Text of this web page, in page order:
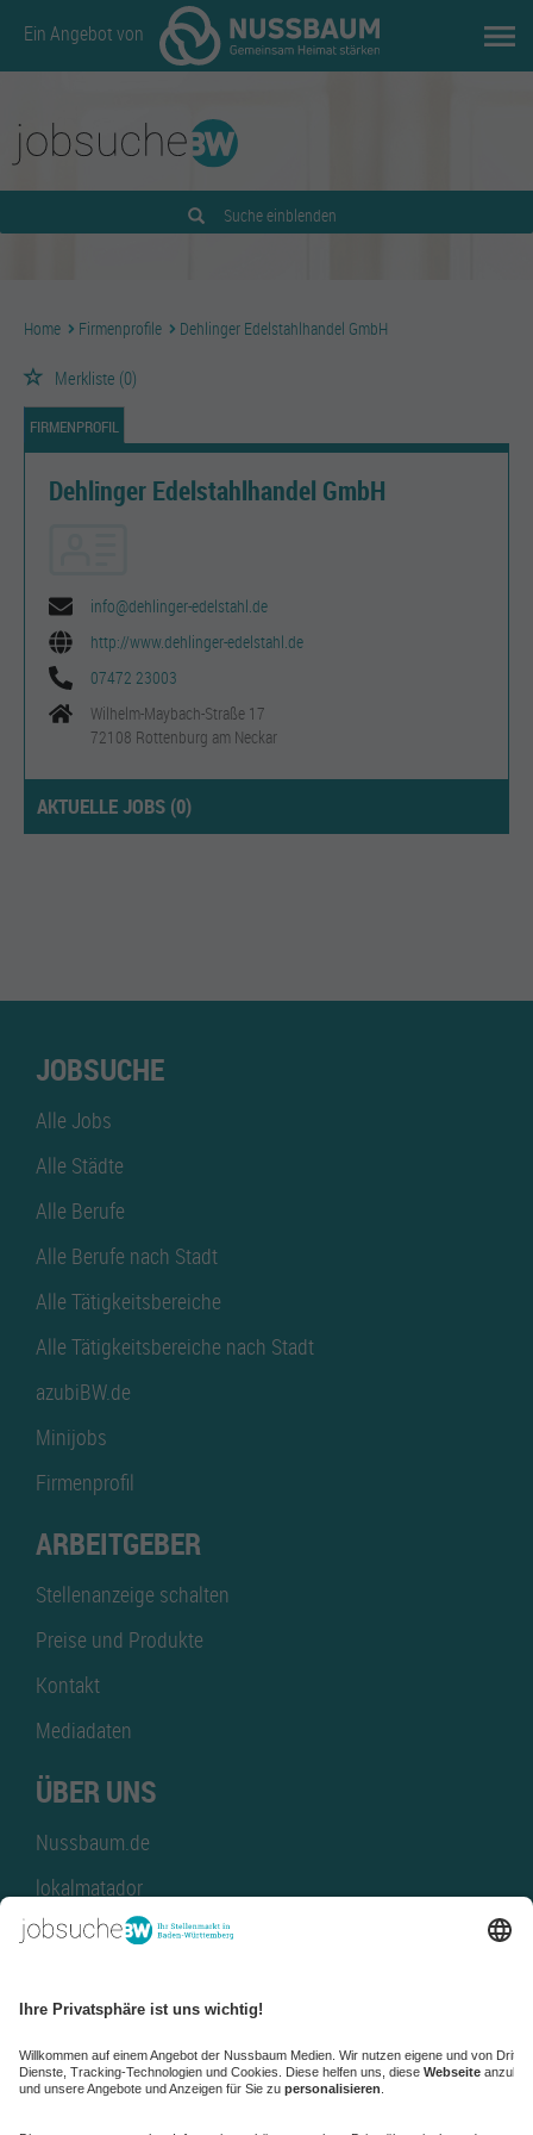
Ein Angebot von
Suche einblenden
Home Firmenprofile Dehlinger Edelstahlhandel GmbH
Merkliste (0)
FIRMENPROFIL
Dehlinger Edelstahlhandel GmbH
info@dehlinger-edelstahl.de
http://www.dehlinger-edelstahl.de
07472 23003
Wilhelm-Maybach-Straße 17
72108 Rottenburg am Neckar
AKTUELLE JOBS (0)
JOBSUCHE
Alle Jobs
Alle Städte
Alle Berufe
Alle Berufe nach Stadt
Alle Tätigkeitsbereiche
Alle Tätigkeitsbereiche nach Stadt
azubiBW.de
Minijobs
Firmenprofil
ARBEITGEBER
Stellenanzeige schalten
Preise und Produkte
Kontakt
Mediadaten
ÜBER UNS
Nussbaum.de
lokalmatador
kaufinBW
NussbaumID
Nussbaum Medien